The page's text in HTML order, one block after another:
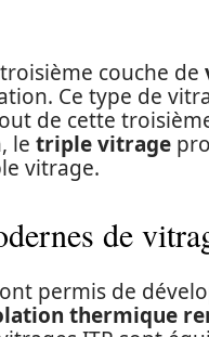
couche de
Ce type de
de cette
le triple vitrage
vitrage.
de
permis de
thermique